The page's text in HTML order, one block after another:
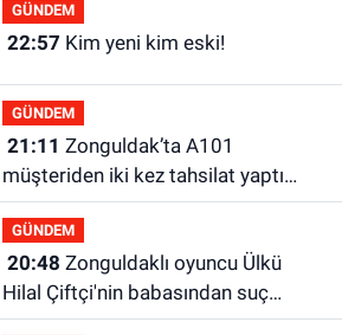
GÜNDEM
22:57 Kim yeni kim eski!
GÜNDEM
21:11
müşteriden iki kez tahsilat yaptı
geri ödemiyor!
GÜNDEM
20:48
Hilal Çiftçi'nin babasından suç
duyurusu